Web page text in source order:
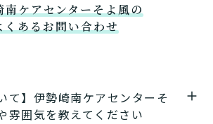
南ケアセンターそよ風の
くあるお問い合わせ
て】伊勢崎南ケアセンターそ
雰囲気を教えてください